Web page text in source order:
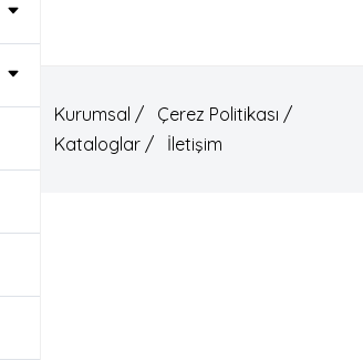
Kurumsal /
Çerez Politikası /
Kataloglar /
İletişim